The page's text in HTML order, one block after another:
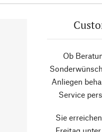
Ob
Anliegen
Service
Sie